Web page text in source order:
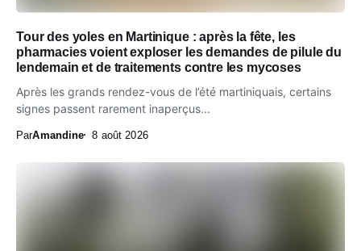
Tour des yoles en Martinique : après la fête, les
pharmacies voient exploser les demandes de pilule du
lendemain et de traitements contre les mycoses
Après les grands rendez-vous de l’été martiniquais, certains
signes passent rarement inaperçus...
ParAmandine 8 août 2026